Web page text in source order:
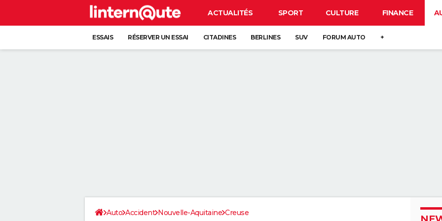
ACTUALITÉS SPORT CULTURE FINANCE
ESSAIS RÉSERVER UN ESSAI CITADINES BERLINES SUV FORUM AUTO +
Auto Accident Nouvelle-Aquitaine Creuse